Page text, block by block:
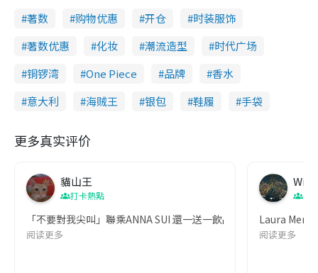
著数 购物优惠 开仓
时装服饰
著数优惠
化妆 潮流造型
时代广场
铜锣湾
One Piece 品牌
香水
意大利
海贼王 银包 鞋履 手袋
更多真实评价
貓山王
打卡熱點
「不要對我尖叫」聯乘ANNA SUI 還一送一飲品優惠兼送香水版
阅读更多
美
Laura
阅读更多